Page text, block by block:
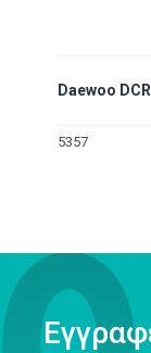
Daewoo
5357